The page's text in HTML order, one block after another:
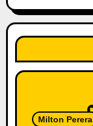
n
Milton Perera